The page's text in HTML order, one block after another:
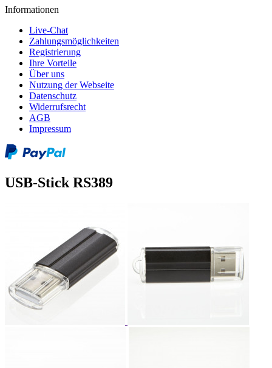
Informationen
Live-Chat
Zahlungsmöglichkeiten
Registrierung
Ihre Vorteile
Über uns
Nutzung der Webseite
Datenschutz
Widerrufsrecht
AGB
Impressum
USB-Stick RS389